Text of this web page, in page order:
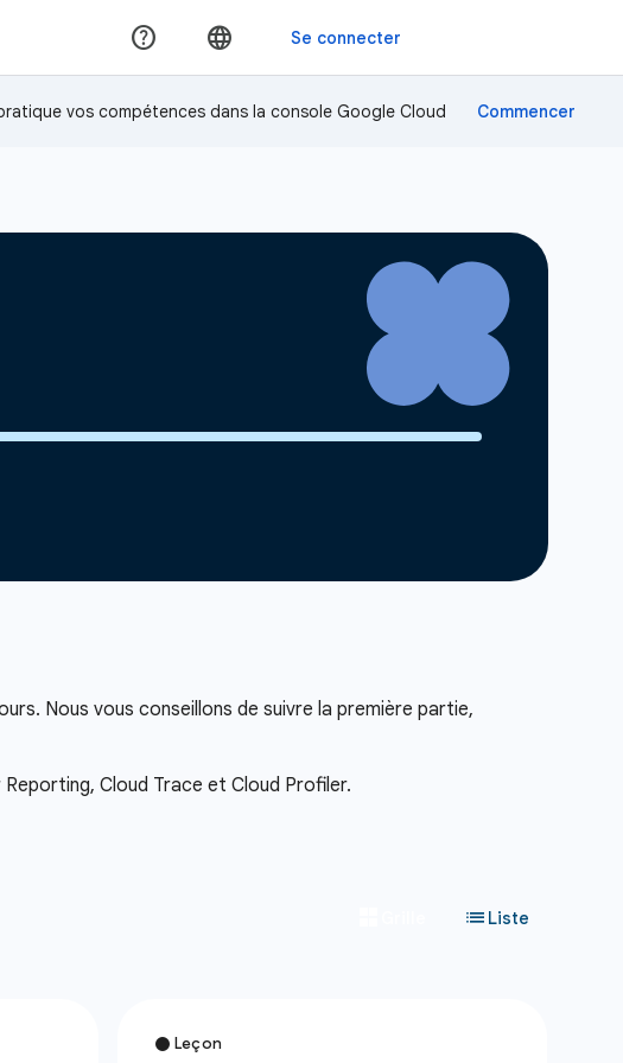
vos compétences dans la console Google Cloud
Nous vous conseillons de suivre la première partie,
Cloud Trace et Cloud Profiler.